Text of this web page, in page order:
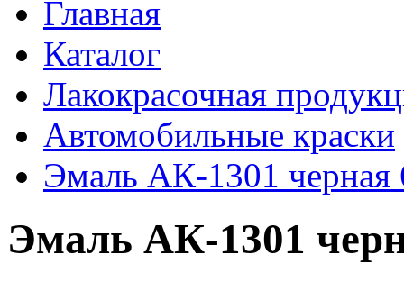
Главная
Каталог
Лакокрасочная
Автомобильные краски
Эмаль АК-1301 черная
Эмаль АК-1301